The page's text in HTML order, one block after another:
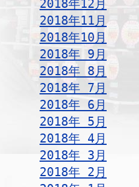
2018年12月
2018年11月
2018年10月
2018年 9月
2018年 8月
2018年 7月
2018年 6月
2018年 5月
2018年 4月
2018年 3月
2018年 2月